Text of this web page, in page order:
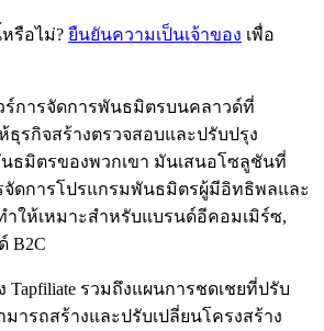
รือไม่? ยืนยันความเป็นเจ้าของ เพื่อ
ร์การจัดการพันธมิตรบนคลาวด์ที่
ธุรกิจสร้างตรวจสอบและปรับปรุง
ธมิตรของพวกเขา มันเสนอโซลูชันที่
ดการโปรแกรมพันธมิตรผู้มีอิทธิพลและ
ำให้เหมาะสำหรับแบรนด์อีคอมเมิร์ซ,
B2C
รวมถึงแผนการชดเชยที่ปรับ
ารถสร้างและปรับเปลี่ยนโครงสร้าง